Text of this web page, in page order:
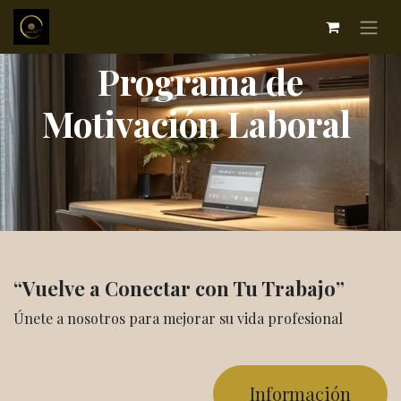
Programa de
Motivación Laboral
“Vuelve a Conectar con Tu Trabajo”
Únete a nosotros para mejorar su vida profesional
Información